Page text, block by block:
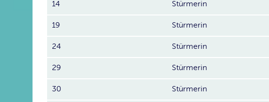
14 Stürmerin
19 Stürmerin
24 Stürmerin
29 Stürmerin
30 Stürmerin